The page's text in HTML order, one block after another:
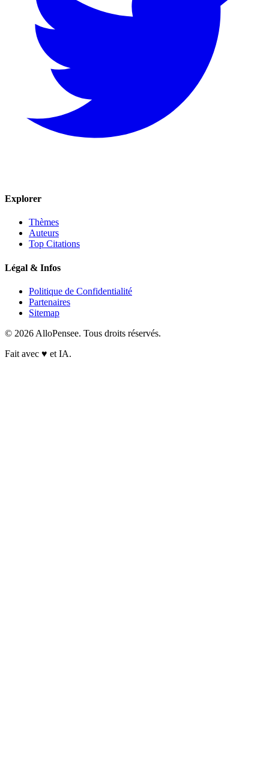
Explorer
Thèmes
Auteurs
Top Citations
Légal & Infos
Politique de Confidentialité
Partenaires
Sitemap
© 2026 AlloPensee. Tous droits réservés.
Fait avec ♥ et IA.